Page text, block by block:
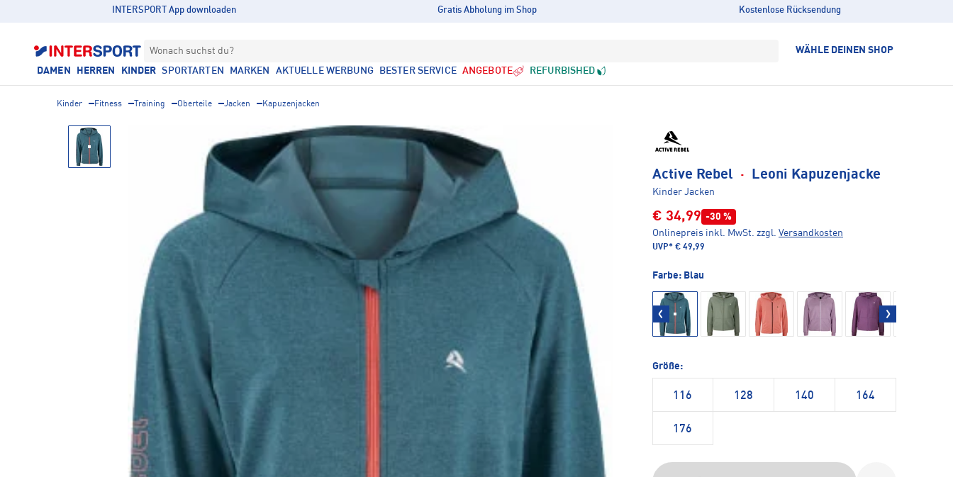
INTERSPORT App downloaden Gratis Abholung im Shop Kostenlose Rücksendung
Wonach suchst du? WÄHLE DEINEN SHOP
DAMEN HERREN KINDER SPORTARTEN MARKEN AKTUELLE WERBUNG BESTER SERVICE ANGEBOTE REFURBISHED
Kinder Fitness Training Oberteile Jacken Kapuzenjacken
Active Rebel · Leoni Kapuzenjacke
Kinder Jacken
€ 34,99 -30 %
Onlinepreis inkl. MwSt. zzgl. Versandkosten
UVP* € 49,99
Farbe: Blau
Größe:
116 128 140 164
176